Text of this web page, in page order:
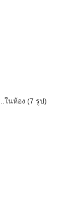
ในห้อง (7 รูป)